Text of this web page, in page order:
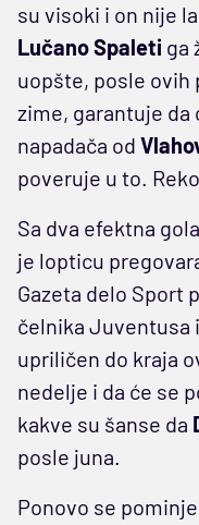
su visoki i on nije
Lučano Spaleti ga
uopšte, posle ovih
zime, garantuje
napadača od
poveruje u to.
Sa dva efektna
je lopticu
Gazeta delo Sport
čelnika Juventusa i
upriličen do kraja
nedelje i da će se
kakve su šanse da
posle juna.
Ponovo se